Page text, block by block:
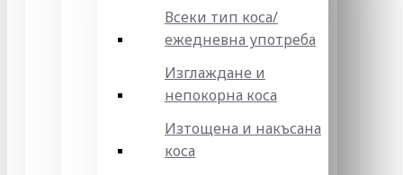
Всеки тип коса/
ежедневна употреба
Изглаждане и
непокорна коса
Изтощена и накъсана
коса